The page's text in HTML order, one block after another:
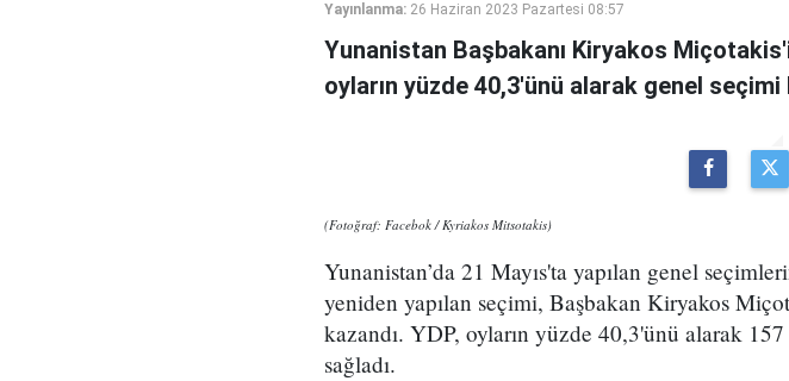
Yayınlanma: 26 Haziran 2023 Pazartesi 08:57
Yunanistan Başbakanı Kiryakos
oyların yüzde 40,3'ünü alarak genel seçimi
(Fotoğraf: Facebok / Kyriakos Mitsotakis)
Yunanistan’da 21 Mayıs'ta yapılan genel
yeniden yapılan seçimi, Başbakan Kiryakos
kazandı. YDP, oyların yüzde 40,3'ünü alarak
sağladı.